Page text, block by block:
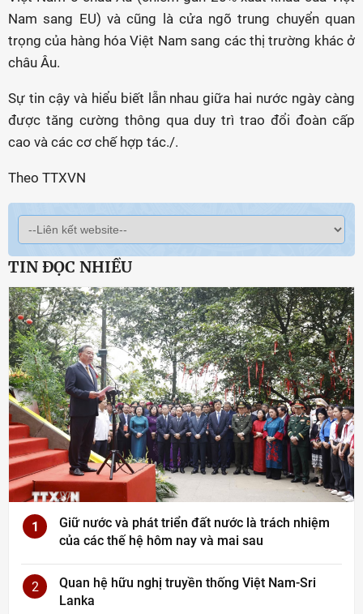
Nam sang EU) và cũng là cửa ngõ trung chuyển quan
trọng của hàng hóa Việt Nam sang các thị trường khác ở
châu Âu.
Sự tin cậy và hiểu biết lẫn nhau giữa hai nước ngày càng
được tăng cường thông qua duy trì trao đổi đoàn cấp
cao và các cơ chế hợp tác./.
Theo TTXVN
TIN ĐỌC NHIỀU
1
Giữ nước và phát triển đất nước là trách nhiệm
của các thế hệ hôm nay và mai sau
2
Quan hệ hữu nghị truyền thống Việt Nam-Sri
Lanka